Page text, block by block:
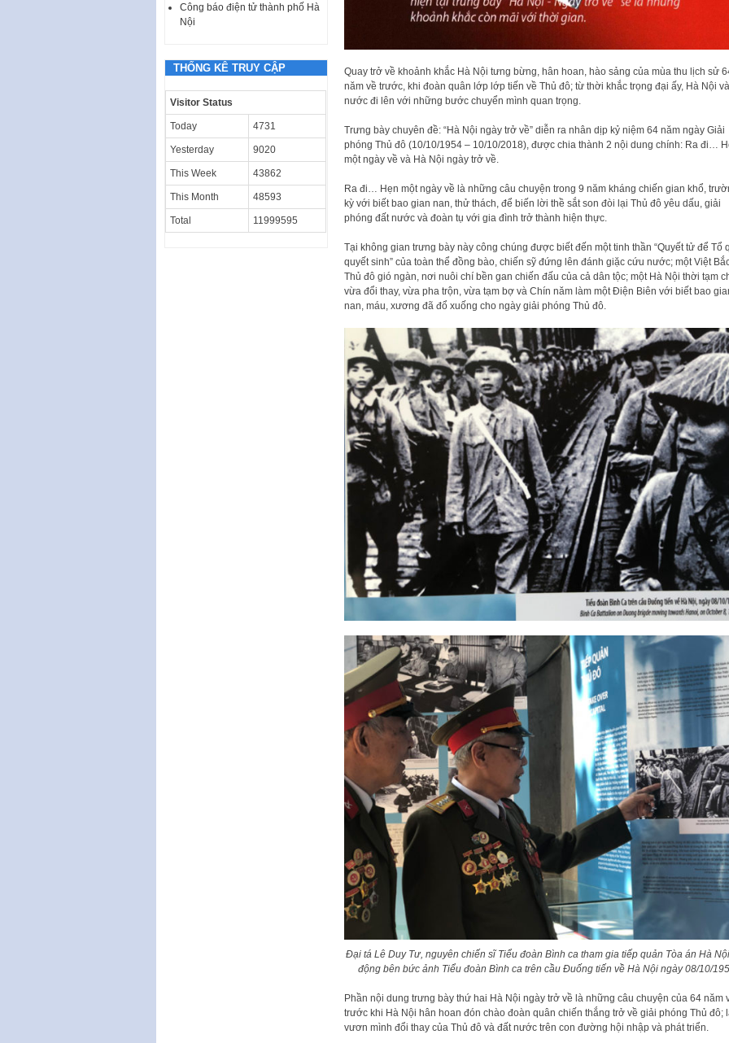
Quay trở về khoảnh khắc Hà Nội tưng bừng, hân hoan, hào sảng của mùa thu lịch sử
năm về trước, khi đoàn quân lớp lớp tiến về Thủ đô; từ thời khắc trọng đại ấy, Hà Nội
nước đi lên với những bước chuyển mình quan trọng.
Trưng bày chuyên đề: “Hà Nội ngày trở về” diễn ra nhân dịp kỷ niệm 64 năm ngày Giải
phóng Thủ đô (10/10/1954 – 10/10/2018), được chia thành 2 nội dung chính: Ra đi…
một ngày về và Hà Nội ngày trở về.
Ra đi… Hẹn một ngày về là những câu chuyện trong 9 năm kháng chiến gian khổ,
kỳ với biết bao gian nan, thử thách, để biến lời thề sắt son đòi lại Thủ đô yêu dấu, giải
phóng đất nước và đoàn tụ với gia đình trở thành hiện thực.
Tại không gian trưng bày này công chúng được biết đến một tinh thần “Quyết tử để Tổ
quyết sinh” của toàn thể đồng bào, chiến sỹ đứng lên đánh giặc cứu nước; một Việt
Thủ đô gió ngàn, nơi nuôi chí bền gan chiến đấu của cả dân tộc; một Hà Nội thời tạm
vừa đổi thay, vừa pha trộn, vừa tạm bợ và Chín năm làm một Điện Biên với biết bao
nan, máu, xương đã đổ xuống cho ngày giải phóng Thủ đô.
Đại tá Lê Duy Tư, nguyên chiến sĩ Tiểu đoàn Bình ca tham gia tiếp quản Tòa án Hà
động bên bức ảnh Tiểu đoàn Bình ca trên cầu Đuống tiến về Hà Nội ngày 08/10/
Phần nội dung trưng bày thứ hai Hà Nội ngày trở về là những câu chuyện của 64 năm
trước khi Hà Nội hân hoan đón chào đoàn quân chiến thắng trở về giải phóng Thủ đô;
vươn mình đổi thay của Thủ đô và đất nước trên con đường hội nhập và phát triển.
Công báo điện tử thành phố Hà
Nội
THỐNG KÊ TRUY CẬP
Visitor Status
Today 4731
Yesterday 9020
This Week 43862
This Month 48593
Total 11999595